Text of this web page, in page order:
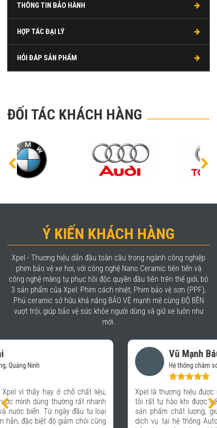
THÔNG TIN BẢO HÀNH
HỢP TÁC ĐẠI LÝ
HỎI ĐÁP SẢN PHẨM
ĐỐI TÁC KHÁCH HÀNG
Ý KIẾN KHÁCH HÀNG
Xpel - Thương hiệu dẫn đầu toàn cầu trong ngành công nghiệp
phim bảo vệ xe hơi, với công nghệ Nano Ceramic tiên tiến và
công nghệ màng tự phục hồi độc quyền đầu tiên trên thế giới, bộ
3 sản phẩm của Xpel: Phim cách nhiệt, Phim bảo vệ sơn (PPF),
Phủ ceramic sở hữu khả năng BẢO VỆ mạnh mẽ cùng ĐỘ BỀN
vượt trội, giúp bảo vệ sức khỏe người dùng và giữ xe luôn như
mới.
Hệ thống chăm sóc xe- Auto 365 Quảng Ninh
Xpel là thương hiệu được nhiều người trong giới xe biết đến,
tôi rất tự hào khi được kết hợp với Xpel để mang lại những
sản phẩm chất lượng, giúp các khách hàng đến sử dụng
dịch vụ tại hệ thống Auto 365 hoàn toàn an tâm và được